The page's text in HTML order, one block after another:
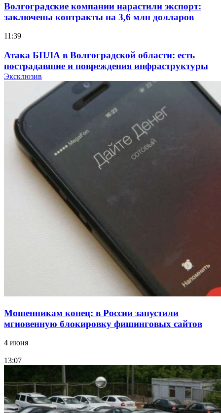
Волгоградские компании нарастили экспорт:
заключены контракты на 3,6 млн долларов
11:39
Атака БПЛА в Волгоградской области: есть
пострадавшие и повреждения инфраструктуры
Волгоградские вузы в топе зарплатного
рейтинга: ВолгГТУ и ВолгГМУ вошли в топ‑15
для химической отрасли и фармацевтики
18:39
В Красноармейском районе Волгограда стартует
конкурс на ремонт моста через Волго‑Донской
судоходный канал
Фестиваль #ТриЧетыре в Волгограде пройдёт
11–13 сентября в рамках Года единства народов
Эксклюзив
Мошенникам конец: в России запустили
мгновенную блокировку фишинговых сайтов
4 июня
13:07